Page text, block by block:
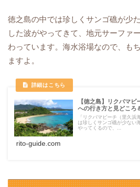
徳之島の中では珍しくサンゴ礁が少
した波がやってきて、地元サーファ
わっています。海水浴場なので、も
ますよ。
【徳之島】リクバマビ
への行き方と見どころ
「リクバマビーチ（里久浜
は珍しくサンゴ礁が少ない
やってくるので、...
rito-guide.com